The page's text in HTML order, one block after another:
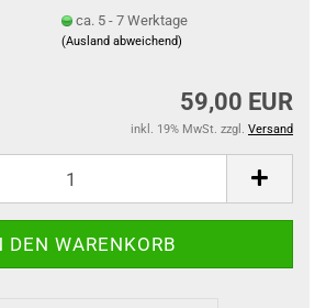
ca. 5 - 7 Werktage
(Ausland abweichend)
59,00 EUR
inkl. 19% MwSt. zzgl. Versand